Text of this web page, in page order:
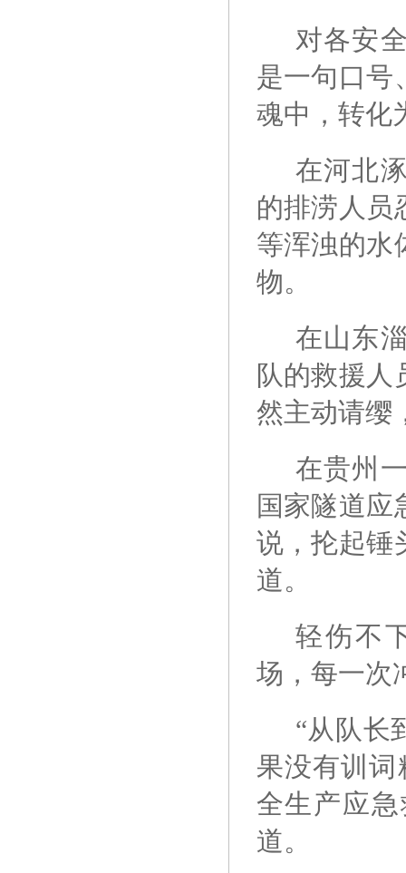
对各安
是一句口号
魂中，转化
在河北
的排涝人员
等浑浊的水
物。
在山东
队的救援人
然主动请缨
在贵州
国家隧道
说，抡起锤
道。
轻伤不
场，每一次
“从队长
果没有训
全生产应
道。